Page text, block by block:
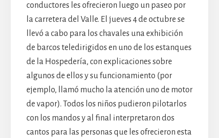
conductores les ofrecieron luego un paseo por
la carretera del Valle. El jueves 4 de octubre se
llevó a cabo para los chavales una exhibición
de barcos teledirigidos en uno de los estanques
de la Hospedería, con explicaciones sobre
algunos de ellos y su funcionamiento (por
ejemplo, llamó mucho la atención uno de motor
de vapor). Todos los niños pudieron pilotarlos
con los mandos y al final interpretaron dos
cantos para las personas que les ofrecieron esta